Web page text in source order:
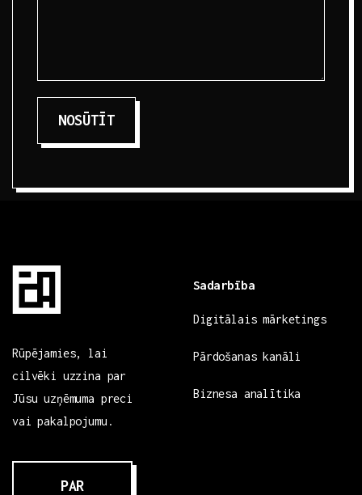
NOSŪTĪT
Rūpējamies, lai
cilvēki uzzina par
Jūsu uzņēmuma preci
vai pakalpojumu.
PAR
Sadarbība
Digitālais mārketings
Pārdošanas kanāli
Biznesa analītika